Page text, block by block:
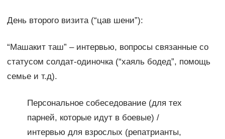
День второго визита (“цав шени”):
“Машакит таш” – интервью, вопросы связанные со
статусом солдат-одиночка (“хаяль бодед”, помощь
семье и т.д).
Персональное собеседование (для тех
парней, которые идут в боевые) /
интервью для взрослых (репатрианты,